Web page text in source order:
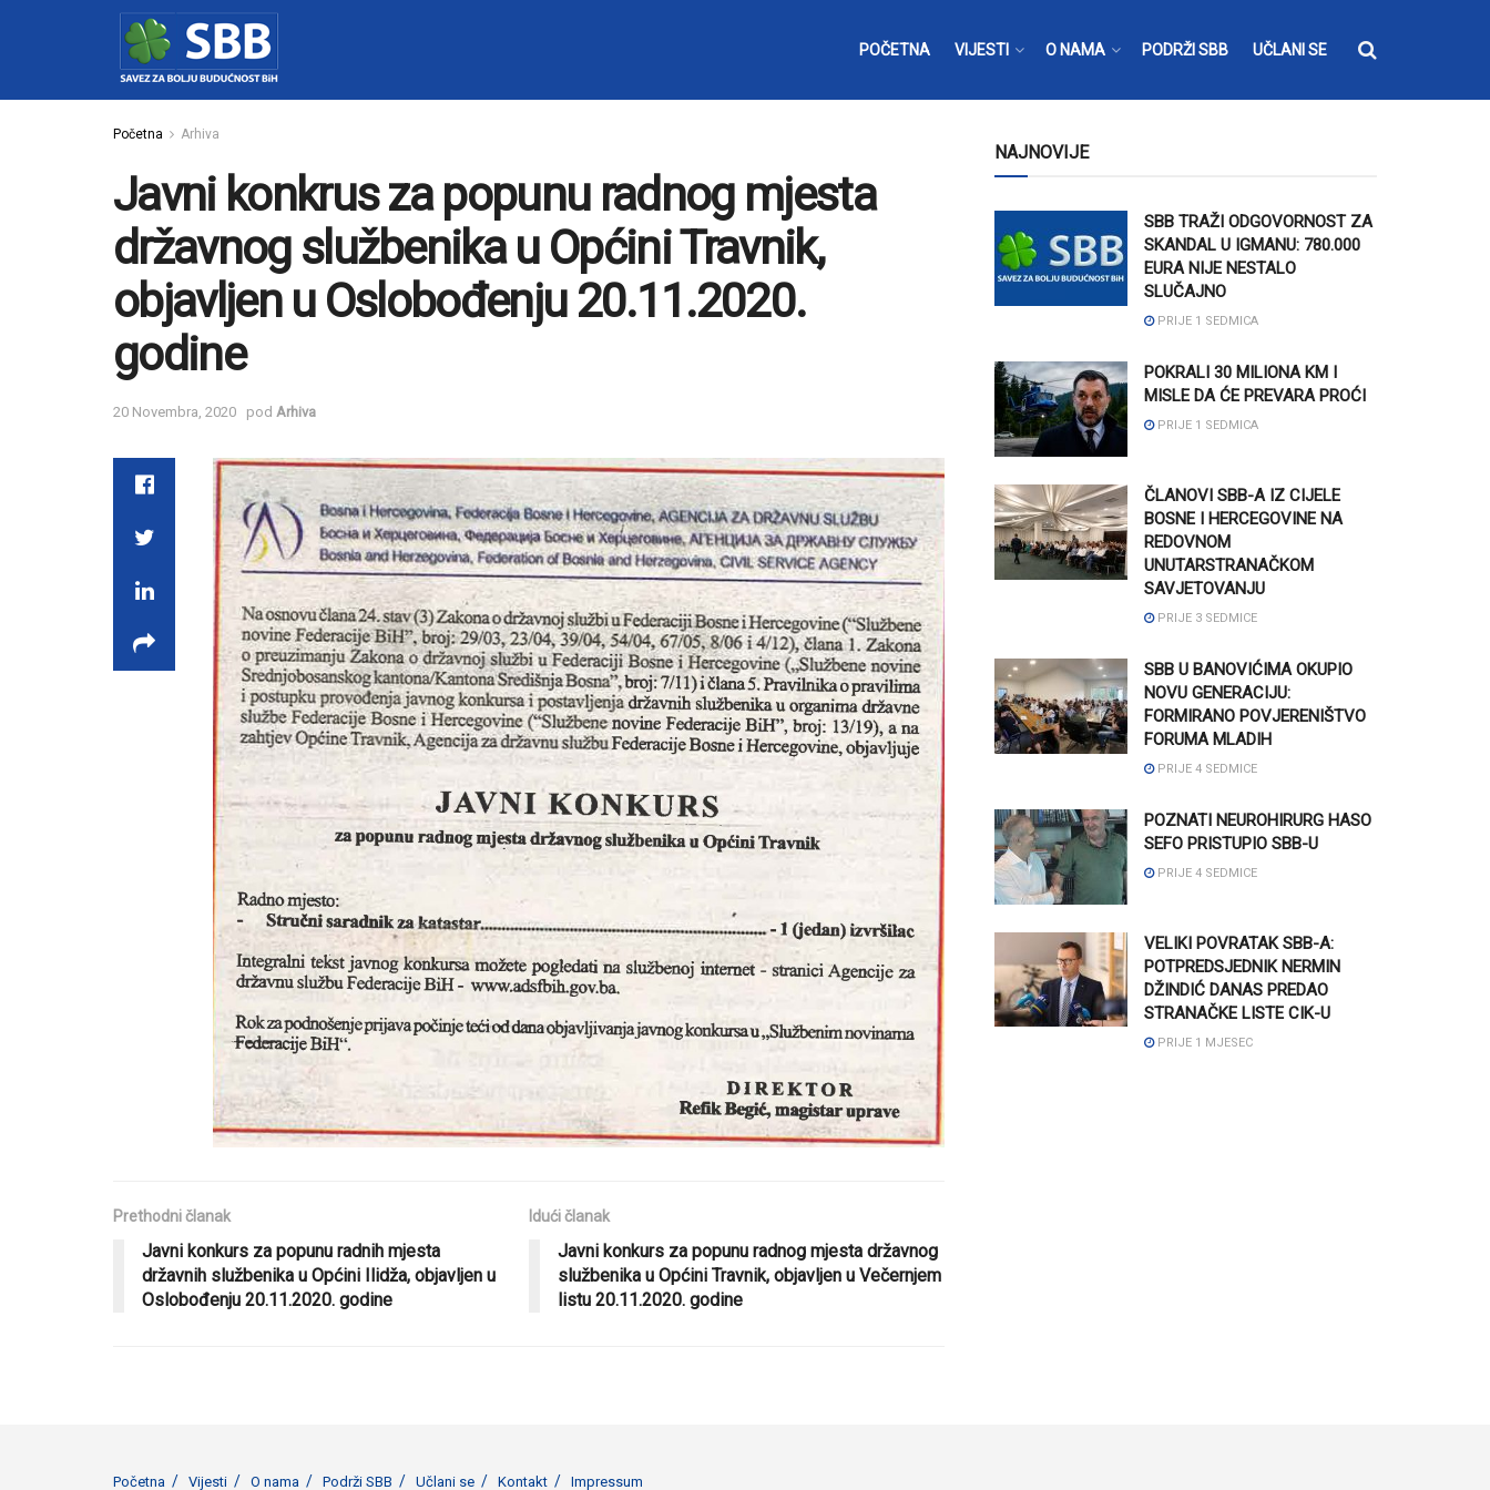
POČETNA VIJESTI O NAMA PODRŽI SBB UČLANI SE
Početna Arhiva
Javni konkrus za popunu radnog mjesta
državnog službenika u Općini Travnik,
objavljen u Oslobođenju 20.11.2020.
godine
20 Novembra, 2020 pod Arhiva
Prethodni članak
Javni konkurs za popunu radnih mjesta
državnih službenika u Općini Ilidža, objavljen u
Oslobođenju 20.11.2020. godine
Idući članak
Javni konkurs za popunu radnog mjesta državnog
službenika u Općini Travnik, objavljen u Večernjem
listu 20.11.2020. godine
NAJNOVIJE
SBB TRAŽI ODGOVORNOST ZA
SKANDAL U IGMANU: 780.000
EURA NIJE NESTALO
SLUČAJNO
PRIJE 1 SEDMICA
POKRALI 30 MILIONA KM I
MISLE DA ĆE PREVARA PROĆI
PRIJE 1 SEDMICA
ČLANOVI SBB-A IZ CIJELE
BOSNE I HERCEGOVINE NA
REDOVNOM
UNUTARSTRANAČKOM
SAVJETOVANJU
PRIJE 3 SEDMICE
SBB U BANOVIĆIMA OKUPIO
NOVU GENERACIJU:
FORMIRANO POVJERENIŠTVO
FORUMA MLADIH
PRIJE 4 SEDMICE
POZNATI NEUROHIRURG HASO
SEFO PRISTUPIO SBB-U
PRIJE 4 SEDMICE
VELIKI POVRATAK SBB-A:
POTPREDSJEDNIK NERMIN
DŽINDIĆ DANAS PREDAO
STRANAČKE LISTE CIK-U
PRIJE 1 MJESEC
Početna Vijesti O nama Podrži SBB Učlani se Kontakt Impressum